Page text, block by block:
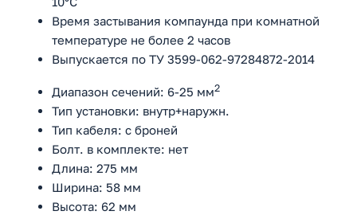
Время застывания компаунда при комнатной
температуре не более 2 часов
Выпускается по ТУ 3599-062-97284872-2014
Диапазон сечений: 6-25 мм2
Тип установки: внутр+наружн.
Тип кабеля: с броней
Болт. в комплекте: нет
Длина: 275 мм
Ширина: 58 мм
Высота: 62 мм